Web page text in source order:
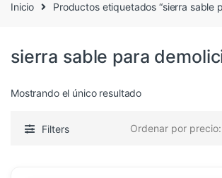
Inicio Productos etiquetados “sierra sable
sierra sable para
Mostrando el único resultado
Filters